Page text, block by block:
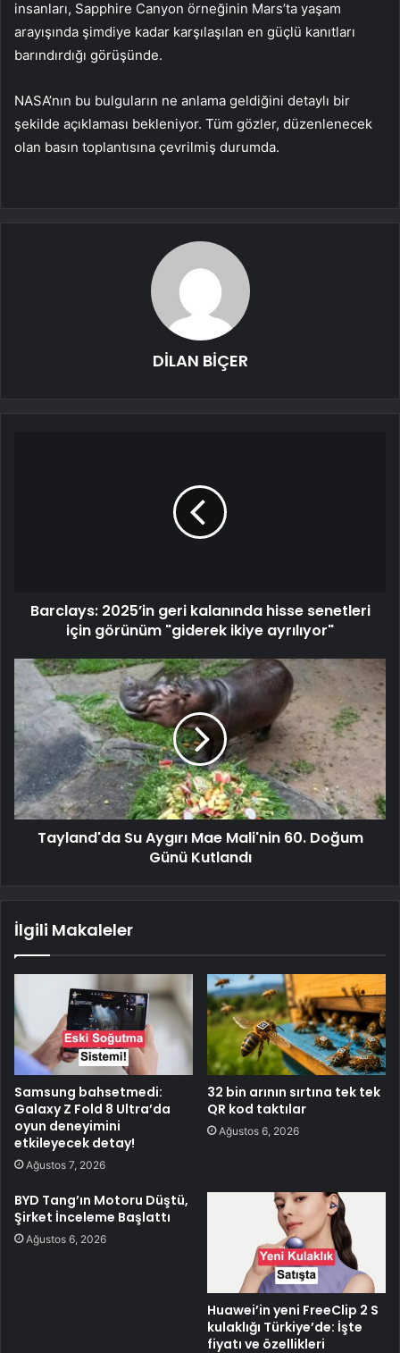
insanları, Sapphire Canyon örneğinin Mars’ta yaşam
arayışında şimdiye kadar karşılaşılan en güçlü kanıtları
barındırdığı görüşünde.
NASA’nın bu bulguların ne anlama geldiğini detaylı bir
şekilde açıklaması bekleniyor. Tüm gözler, düzenlenecek
olan basın toplantısına çevrilmiş durumda.
DİLAN BİÇER
Barclays: 2025’in geri kalanında hisse senetleri
için görünüm "giderek ikiye ayrılıyor"
Tayland'da Su Aygırı Mae Mali'nin 60. Doğum
Günü Kutlandı
İlgili Makaleler
Samsung bahsetmedi:
Galaxy Z Fold 8 Ultra’da
oyun deneyimini
etkileyecek detay!
Ağustos 7, 2026
32 bin arının sırtına tek tek
QR kod taktılar
Ağustos 6, 2026
BYD Tang’ın Motoru Düştü,
Şirket İnceleme Başlattı
Ağustos 6, 2026
Huawei’in yeni FreeClip 2 S
kulaklığı Türkiye’de: İşte
fiyatı ve özellikleri